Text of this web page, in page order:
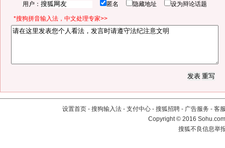
用户： 匿名 隐藏地址 设为辩论话题
*搜狗拼音输入法，中文处理专家>>
设置首页 - 搜狗输入法 - 支付中心 - 搜狐招聘 - 广告服务 - 客
Copyright©2016
搜狐不良信息举